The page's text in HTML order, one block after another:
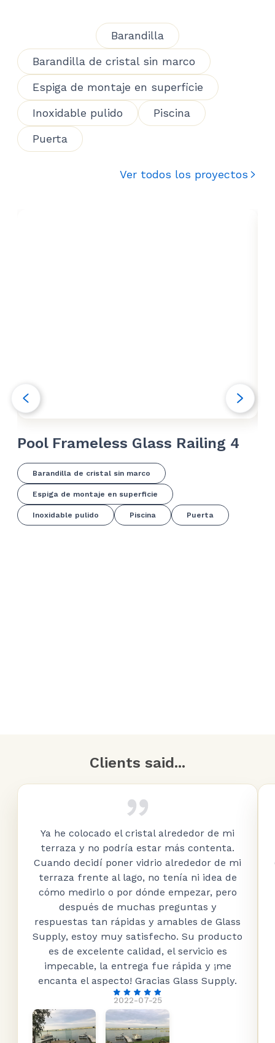
Barandilla
Barandilla de cristal sin marco
Espiga de montaje en superficie
Inoxidable pulido
Piscina
Puerta
Ver todos los proyectos
Pool Frameless Glass Railing 4
Barandilla de cristal sin marco
Espiga de montaje en superficie
Inoxidable pulido Piscina Puerta
Clients said...
2022-07-25
Ya he colocado el cristal alrededor de mi
terraza y no podría estar más contenta.
Cuando decidí poner vidrio alrededor de mi
terraza frente al lago, no tenía ni idea de
cómo medirlo o por dónde empezar, pero
después de muchas preguntas y
respuestas tan rápidas y amables de Glass
Supply, estoy muy satisfecho. Su producto
es de excelente calidad, el servicio es
impecable, la entrega fue rápida y ¡me
encanta el aspecto! Gracias Glass Supply.